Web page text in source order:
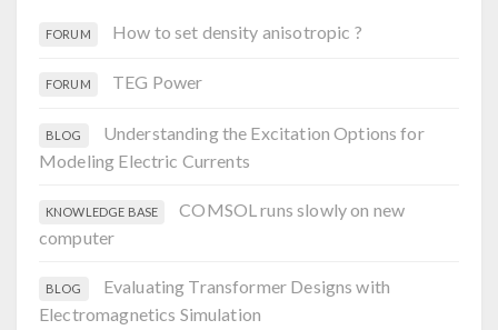
FORUM How to set density anisotropic ?
FORUM TEG Power
BLOG
Understanding the Excitation Options for
Modeling Electric Currents
KNOWLEDGE BASE
COMSOL runs slowly on new
computer
BLOG
Evaluating Transformer Designs with
Electromagnetics Simulation